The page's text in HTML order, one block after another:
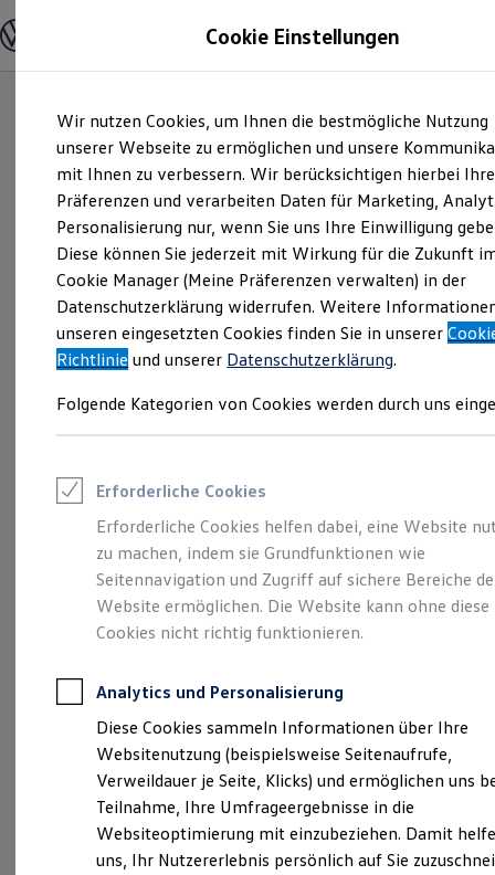
Hauptinhalt
springen
Footer
springen
Modelle und Konfigurator
Modelle vergleichen
Elektroautos
ENERGY Sondermodelle
Nutzfahrzeuge
SUV und CUV
Familienautos
Kombis
Kompaktwagen
Sportwagen
Schnell verfügbare Fahrzeuge
Angebote und Produkte
Aktuelle Angebote
E-Auto-Förderung
Volkswagen Marktplatz
Junge Gebrauchtwagen und Gebrauchtwagen
Saisonangebote
Leasing
Leasing-Angebote
Gebrauchtwagen Leasing
Junge Gebrauchtwagen-Leasing
Elektroauto Leasing
Kleinwagen-Leasing
Leasing ohne Anzahlung
Autokredit mit Schlussrate
Versicherungen und Garantien
Kfz-Versicherung
Restschuldversicherungen
Garantien
Wartungsverträge
Geschäftskunden
Professional Class bei Volkswagen
Großkunden
Behörden
Eine Spur Extra. Der
neue vollelektrische
ID. Polo
Cookie Einstellungen
Wir nutzen Cookies, um Ihnen die bestmögliche Nutzung
unserer Webseite zu ermöglichen und unsere
mit Ihnen zu verbessern. Wir berücksichtigen hierbei Ihre
Präferenzen und verarbeiten Daten für Marketing,
Personalisierung nur, wenn Sie uns Ihre Einwilligung
Diese können Sie jederzeit mit Wirkung für die Zukunft
Cookie Manager (Meine Präferenzen verwalten) in der
Datenschutzerklärung widerrufen. Weitere
unseren eingesetzten Cookies finden Sie in unserer
Richtlinie und unserer Datenschutzerklärung.
Folgende Kategorien von Cookies werden durch uns
Erforderliche Cookies
Erforderliche Cookies helfen dabei, eine Website
zu machen, indem sie Grundfunktionen wie
Seitennavigation und Zugriff auf sichere Bereiche
Website ermöglichen. Die Website kann ohne diese
Cookies nicht richtig funktionieren.
Analytics und Personalisierung
Diese Cookies sammeln Informationen über Ihre
Websitenutzung (beispielsweise Seitenaufrufe,
Verweildauer je Seite, Klicks) und ermöglichen uns
Teilnahme, Ihre Umfrageergebnisse in die
Websiteoptimierung mit einzubeziehen. Damit
uns, Ihr Nutzererlebnis persönlich auf Sie